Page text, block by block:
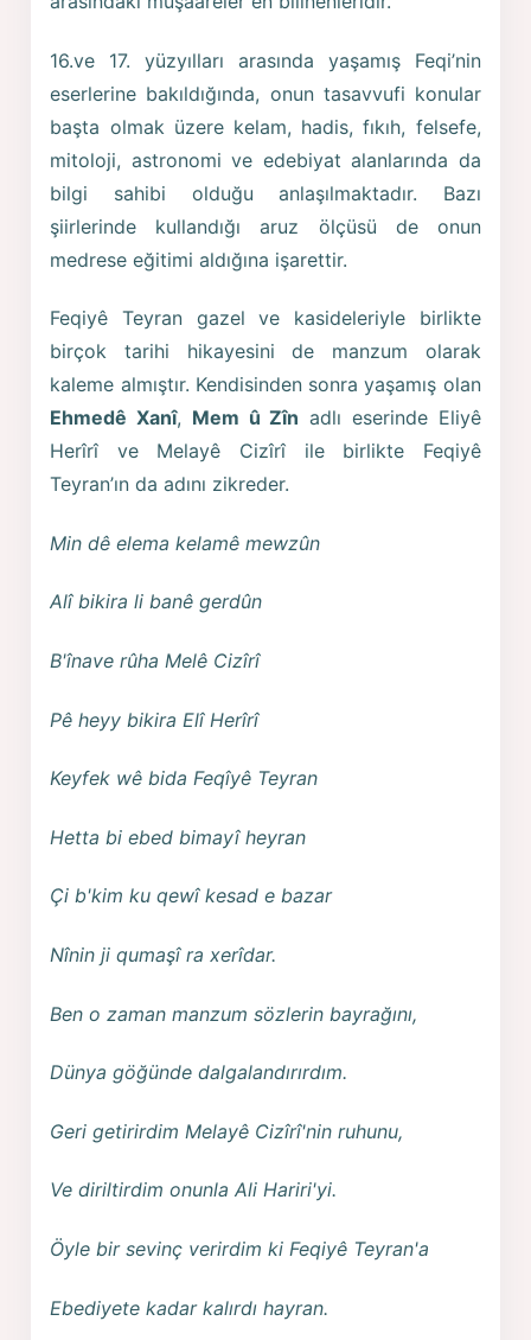
16.ve 17. yüzyılları arasında yaşamış Feqi’nin
eserlerine bakıldığında, onun tasavvufi konular
başta olmak üzere kelam, hadis, fıkıh, felsefe,
mitoloji, astronomi ve edebiyat alanlarında da
bilgi sahibi olduğu anlaşılmaktadır. Bazı
şiirlerinde kullandığı aruz ölçüsü de onun
medrese eğitimi aldığına işarettir.
Feqiyê Teyran gazel ve kasideleriyle birlikte
birçok tarihi hikayesini de manzum olarak
kaleme almıştır. Kendisinden sonra yaşamış olan
Ehmedê Xanî, Mem û Zîn adlı eserinde Eliyê
Herîrî ve Melayê Cizîrî ile birlikte Feqiyê
Teyran’ın da adını zikreder.
Min dê elema kelamê mewzûn
Alî bikira li banê gerdûn
B'înave rûha Melê Cizîrî
Pê heyy bikira Elî Herîrî
Keyfek wê bida Feqîyê Teyran
Hetta bi ebed bimayî heyran
Çi b'kim ku qewî kesad e bazar
Nînin ji qumaşî ra xerîdar.
Ben o zaman manzum sözlerin bayrağını,
Dünya göğünde dalgalandırırdım.
Geri getirirdim Melayê Cizîrî'nin ruhunu,
Ve diriltirdim onunla Ali Hariri'yi.
Öyle bir sevinç verirdim ki Feqiyê Teyran'a
Ebediyete kadar kalırdı hayran.